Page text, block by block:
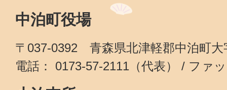
中泊町役場
〒037-0392 青森県北津軽郡中泊町大
電話： 0173-57-2111（代表） / ファ